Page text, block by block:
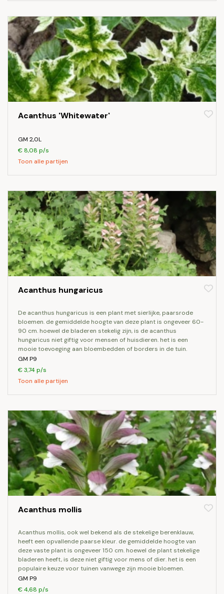
Acanthus 'Whitewater'
GM 2,0L
€ 8,08 p/s
Toon alle partijen
Acanthus hungaricus
de acanthus hungaricus is een plant met sierlijke, paarsrode
bloemen. de gemiddelde hoogte van deze plant is ongeveer 60-
90 cm. hoewel de bladeren stekelig zijn, is de acanthus
hungaricus niet giftig voor mensen of huisdieren. het is een
mooie toevoeging aan bloembedden of borders in de tuin.
GM P9
€ 3,74 p/s
Toon alle partijen
Acanthus mollis
acanthus mollis, ook wel bekend als de stekelige berenklauw,
heeft een opvallende paarse kleur. de gemiddelde hoogte van
deze vaste plant is ongeveer 150 cm. hoewel de plant stekelige
bladeren heeft, is deze niet giftig voor mens of dier. het is een
populaire keuze voor tuinen vanwege zijn mooie bloemen.
GM P9
€ 4,68 p/s